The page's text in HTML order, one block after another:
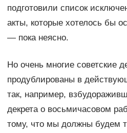
подготовили список
акты, которые хотелось бы
— пока неясно.
Но очень многие советские
продублированы в
так, например,
декрета о восьмичасовом
тому, что мы должны будем